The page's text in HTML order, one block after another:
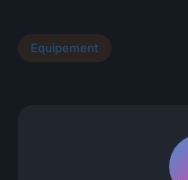
Equipement